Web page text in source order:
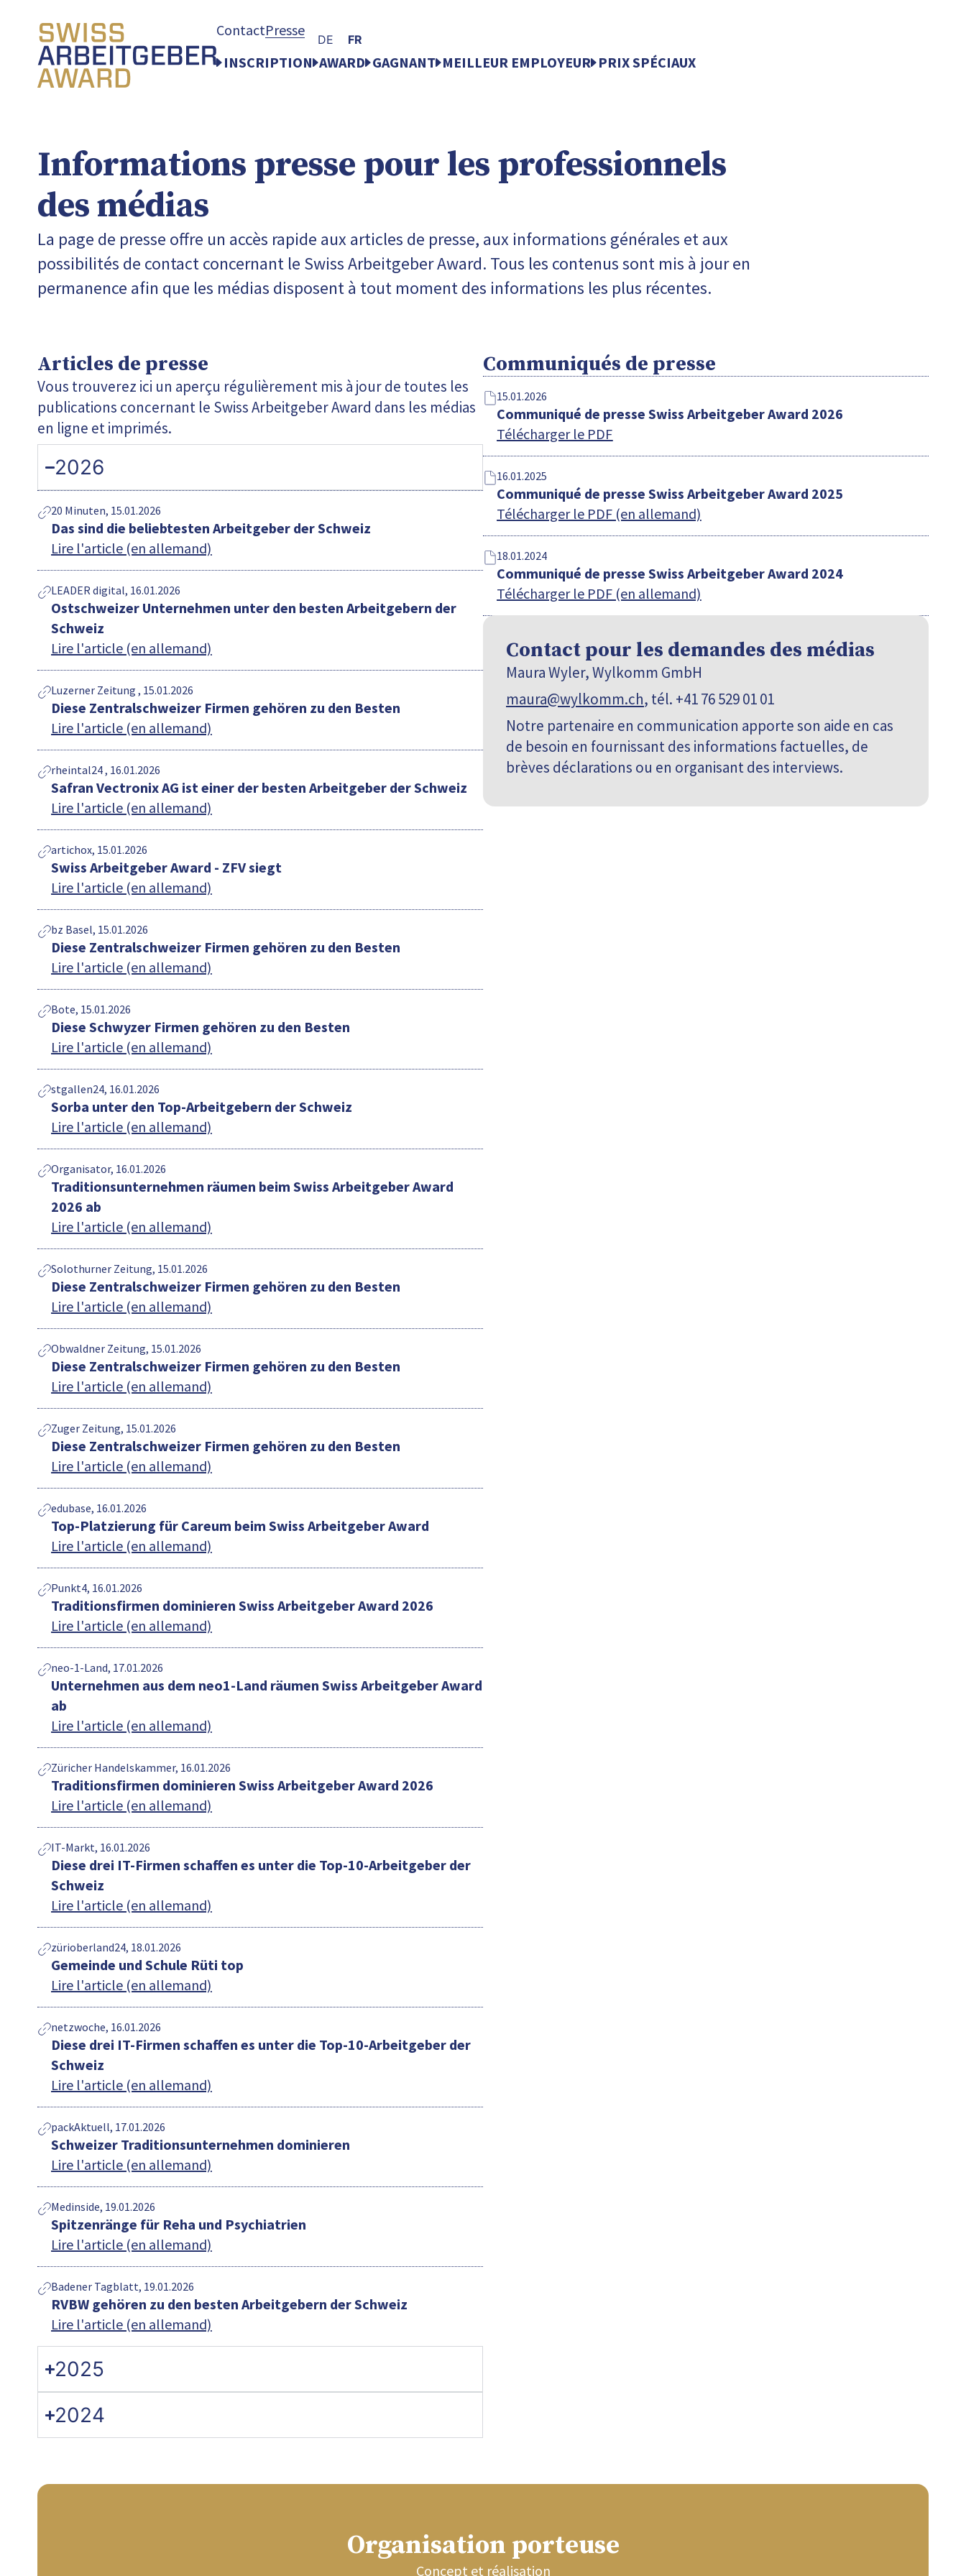
ContactPresse
DE FR
INSCRIPTION AWARD GAGNANT MEILLEUR EMPLOYEUR PRIX SPÉCIAUX
Informations presse pour les professionnels
des médias
La page de presse offre un accès rapide aux articles de presse, aux informations générales et aux
possibilités de contact concernant le Swiss Arbeitgeber Award. Tous les contenus sont mis à jour en
permanence afin que les médias disposent à tout moment des informations les plus récentes.
Articles de presse
Vous trouverez ici un aperçu régulièrement mis à jour de toutes les
publications concernant le Swiss Arbeitgeber Award dans les médias
en ligne et imprimés.
2026
20 Minuten, 15.01.2026
Das sind die beliebtesten Arbeitgeber der Schweiz
Lire l'article (en allemand)
LEADER digital, 16.01.2026
Ostschweizer Unternehmen unter den besten Arbeitgebern der
Schweiz
Lire l'article (en allemand)
Luzerner Zeitung , 15.01.2026
Diese Zentralschweizer Firmen gehören zu den Besten
Lire l'article (en allemand)
rheintal24 , 16.01.2026
Safran Vectronix AG ist einer der besten Arbeitgeber der Schweiz
Lire l'article (en allemand)
artichox, 15.01.2026
Swiss Arbeitgeber Award - ZFV siegt
Lire l'article (en allemand)
bz Basel, 15.01.2026
Diese Zentralschweizer Firmen gehören zu den Besten
Lire l'article (en allemand)
Bote, 15.01.2026
Diese Schwyzer Firmen gehören zu den Besten
Lire l'article (en allemand)
stgallen24, 16.01.2026
Sorba unter den Top-Arbeitgebern der Schweiz
Lire l'article (en allemand)
Organisator, 16.01.2026
Traditionsunternehmen räumen beim Swiss Arbeitgeber Award
2026 ab
Lire l'article (en allemand)
Solothurner Zeitung, 15.01.2026
Diese Zentralschweizer Firmen gehören zu den Besten
Lire l'article (en allemand)
Obwaldner Zeitung, 15.01.2026
Diese Zentralschweizer Firmen gehören zu den Besten
Lire l'article (en allemand)
Zuger Zeitung, 15.01.2026
Diese Zentralschweizer Firmen gehören zu den Besten
Lire l'article (en allemand)
edubase, 16.01.2026
Top-Platzierung für Careum beim Swiss Arbeitgeber Award
Lire l'article (en allemand)
Punkt4, 16.01.2026
Traditionsfirmen dominieren Swiss Arbeitgeber Award 2026
Lire l'article (en allemand)
neo-1-Land, 17.01.2026
Unternehmen aus dem neo1-Land räumen Swiss Arbeitgeber Award
ab
Lire l'article (en allemand)
Züricher Handelskammer, 16.01.2026
Traditionsfirmen dominieren Swiss Arbeitgeber Award 2026
Lire l'article (en allemand)
IT-Markt, 16.01.2026
Diese drei IT-Firmen schaffen es unter die Top-10-Arbeitgeber der
Schweiz
Lire l'article (en allemand)
zürioberland24, 18.01.2026
Gemeinde und Schule Rüti top
Lire l'article (en allemand)
netzwoche, 16.01.2026
Diese drei IT-Firmen schaffen es unter die Top-10-Arbeitgeber der
Schweiz
Lire l'article (en allemand)
packAktuell, 17.01.2026
Schweizer Traditionsunternehmen dominieren
Lire l'article (en allemand)
Medinside, 19.01.2026
Spitzenränge für Reha und Psychiatrien
Lire l'article (en allemand)
Badener Tagblatt, 19.01.2026
RVBW gehören zu den besten Arbeitgebern der Schweiz
Lire l'article (en allemand)
2025
2024
Communiqués de presse
15.01.2026
Communiqué de presse Swiss Arbeitgeber Award 2026
Télécharger le PDF
16.01.2025
Communiqué de presse Swiss Arbeitgeber Award 2025
Télécharger le PDF (en allemand)
18.01.2024
Communiqué de presse Swiss Arbeitgeber Award 2024
Télécharger le PDF (en allemand)
Contact pour les demandes des médias
Maura Wyler, Wylkomm GmbH
maura@wylkomm.ch, tél. +41 76 529 01 01
Notre partenaire en communication apporte son aide en cas
de besoin en fournissant des informations factuelles, de
brèves déclarations ou en organisant des interviews.
Organisation porteuse
Concept et réalisation